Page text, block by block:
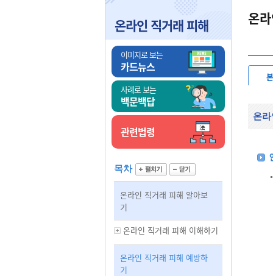
온라인 직거래 피해
이미지로 보는
카드뉴스
사례로 보는
백문백답
관련법령
목차
온라인 직거래 피해 알아보
기
온라인 직거래 피해 이해하기
온라인 직거래 피해 예방하
기
온
온